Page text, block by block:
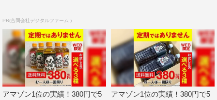
PR(合同会社デジタルファーム )
アマゾン1位の実績！380円で5
アマゾン1位の実績！380円で5